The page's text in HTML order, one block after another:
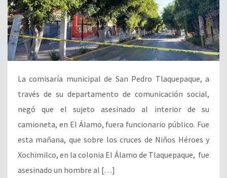
La comisaría municipal de San Pedro Tlaquepaque, a
través de su departamento de comunicación social,
negó que el sujeto asesinado al interior de su
camioneta, en El Álamo, fuera funcionario público. Fue
esta mañana, que sobre los cruces de Niños Héroes y
Xochimilco, en la colonia El Álamo de Tlaquepaque, fue
asesinado un hombre al […]